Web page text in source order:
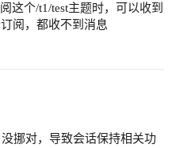
这个/t1/test主题时，可以收到
阅，都收不到消息
挪对，导致会话保持相关功